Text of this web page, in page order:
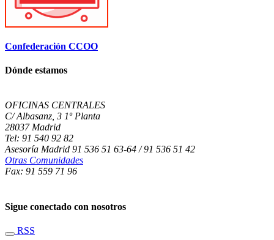
Confederación CCOO
Dónde estamos
OFICINAS CENTRALES
C/ Albasanz, 3 1º Planta
28037 Madrid
Tel: 91 540 92 82
Asesoría Madrid 91 536 51 63-64 / 91 536 51 42
Otras Comunidades
Fax: 91 559 71 96
Sigue conectado con nosotros
RSS